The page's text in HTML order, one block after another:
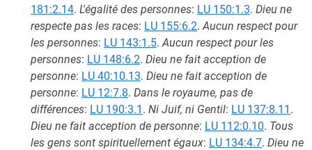
181:2.14. L'égalité des personnes: LU 150:1.3. Dieu ne
respecte pas les races: LU 155:6.2.Aucun respect pour
les personnes: LU 143:1.5.Aucun respect pour les
personnes: LU 148:6.2. Dieu ne fait acception de
personne: LU 40:10.13. Dieu ne fait acception de
personne: LU 12:7.8. Dans le royaume, pas de
différences: LU 190:3.1 . Ni Juif, ni Gentil: LU 137:8.11 .
Dieu ne fait acception de personne: LU 112:0.10. Tous
les gens sont spirituellement égaux: LU 134:4.7. Dieu ne